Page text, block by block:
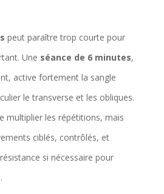
peut paraître trop courte pour
Une séance de 6 minutes,
active fortement la sangle
le transverse et les obliques.
multiplier les répétitions, mais
ciblés, contrôlés, et
si nécessaire pour